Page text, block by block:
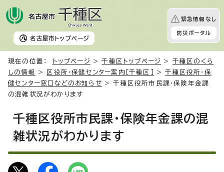
名古屋市 トップページ
緊急情報なし
防災ポータル
現在の位置： トップページ >千種区トップページ > 千種区のくら
しの情報
> 区役所・保健センター案内［千種区］ >千種区役所・保
健センター窓口などのお知らせ > 千種区役所市民課・保険年金課
の混雑状況がわかります
千種区役所市民課・保険年金課の混
雑状況がわかります